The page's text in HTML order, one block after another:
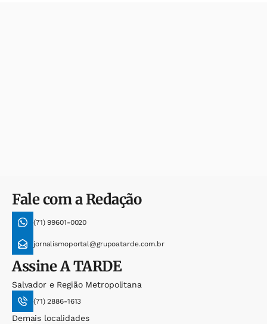
Fale com a Redação
(71) 99601-0020
jornalismoportal@grupoatarde.com.br
AssineA TARDE
Salvador e Região Metropolitana
(71) 2886-1613
Demais localidades